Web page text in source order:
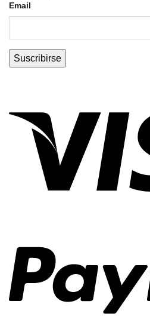
Email